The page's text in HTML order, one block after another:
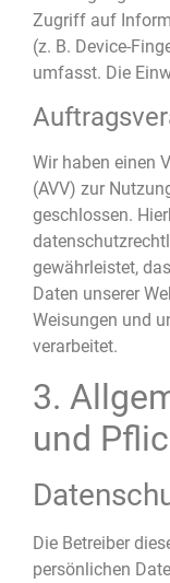
Zugriff auf
(z. B. Device-
umfasst. Die
Wir haben einen
(AVV) zur
geschlossen.
gewährleistet,
Daten unserer
Weisungen und
verarbeitet.
3.
und
Die Betreiber
persönlichen